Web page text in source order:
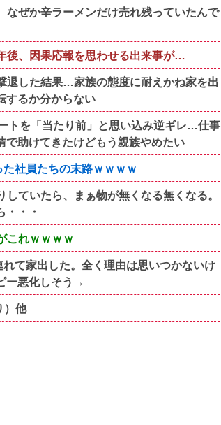
なぜか辛ラーメンだけ売れ残っていたんで
後、因果応報を思わせる出来事が…
退した結果…家族の態度に耐えかね家を出
するか分からない
トを「当たり前」と思い込み逆ギレ…仕事
で助けてきたけどもう親族やめたい
社員たちの末路ｗｗｗｗ
ていたら、まぁ物が無くなる無くなる。
・・
これｗｗｗｗ
て家出した。全く理由は思いつかないけ
ー悪化しそう→
）他